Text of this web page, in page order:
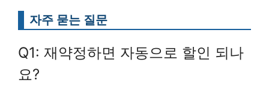
자주 묻는 질문
Q1: 재약정하면 자동으로 할인 되나
요?